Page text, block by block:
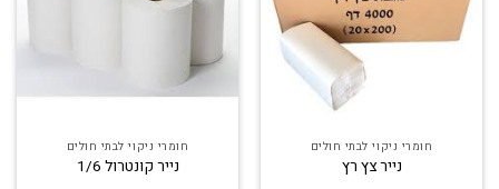
חומרי ניקוי לבתי חולים
נייר צץ רץ
חומרי ניקוי לבתי חולים
נייר קונטרול 1/6